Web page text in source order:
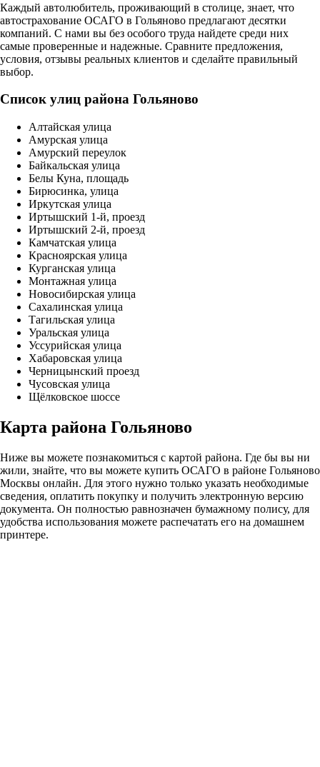
Каждый автолюбитель, проживающий в столице, знает, что
автострахование ОСАГО в Гольяново предлагают десятки
компаний. С нами вы без особого труда найдете среди них
самые проверенные и надежные. Сравните предложения,
условия, отзывы реальных клиентов и сделайте правильный
выбор.
Список улиц района Гольяново
Алтайская улица
Амурская улица
Амурский переулок
Байкальская улица
Белы Куна, площадь
Бирюсинка, улица
Иркутская улица
Иртышский 1-й, проезд
Иртышский 2-й, проезд
Камчатская улица
Красноярская улица
Курганская улица
Монтажная улица
Новосибирская улица
Сахалинская улица
Тагильская улица
Уральская улица
Уссурийская улица
Хабаровская улица
Черницынский проезд
Чусовская улица
Щёлковское шоссе
Карта района Гольяново
Ниже вы можете познакомиться с картой района. Где бы вы ни
жили, знайте, что вы можете купить ОСАГО в районе Гольяново
Москвы онлайн. Для этого нужно только указать необходимые
сведения, оплатить покупку и получить электронную версию
документа. Он полностью равнозначен бумажному полису, для
удобства использования можете распечатать его на домашнем
принтере.